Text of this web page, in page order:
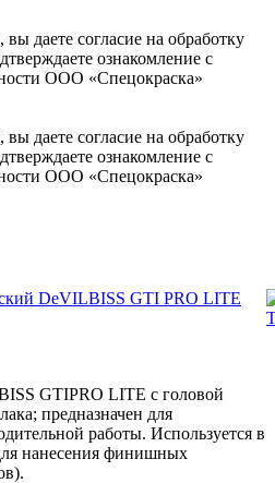
даете согласие на обработку
ознакомление с
ООО «Спецокраска»
даете согласие на обработку
ознакомление с
ООО «Спецокраска»
GTIPRO LITE с головой
предназначен для
работы. Используется в
нанесения финишных